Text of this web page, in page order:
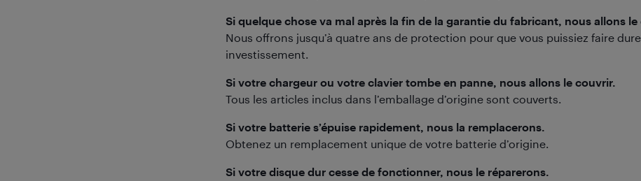
Si quelque chose va mal après la fin de la garantie du fabricant, nous allons le
Nous offrons jusqu’à quatre ans de protection pour que vous puissiez faire
investissement.
Si votre chargeur ou votre clavier tombe en panne, nous allons le couvrir.
Tous les articles inclus dans l’emballage d’origine sont couverts.
Si votre batterie s’épuise rapidement, nous la remplacerons.
Obtenez un remplacement unique de votre batterie d’origine.
Si votre disque dur cesse de fonctionner, nous le réparerons.